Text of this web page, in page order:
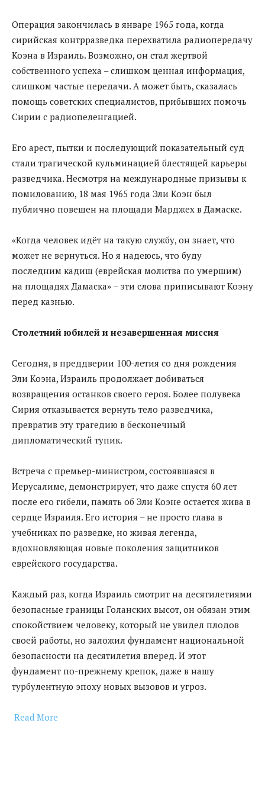
Операция закончилась в январе 1965 года, когда
сирийская контрразведка перехватила радиопередачу
Коэна в Израиль. Возможно, он стал жертвой
собственного успеха – слишком ценная информация,
слишком частые передачи. А может быть, сказалась
помощь советских специалистов, прибывших помочь
Сирии с радиопеленгацией.
Его арест, пытки и последующий показательный суд
стали трагической кульминацией блестящей карьеры
разведчика. Несмотря на международные призывы к
помилованию, 18 мая 1965 года Эли Коэн был
публично повешен на площади Марджех в Дамаске.
«Когда человек идёт на такую службу, он знает, что
может не вернуться. Но я надеюсь, что буду
последним кадиш (еврейская молитва по умершим)
на площадях Дамаска» – эти слова приписывают Коэну
перед казнью.
Столетний юбилей и незавершенная миссия
Сегодня, в преддверии 100-летия со дня рождения
Эли Коэна, Израиль продолжает добиваться
возвращения останков своего героя. Более полувека
Сирия отказывается вернуть тело разведчика,
превратив эту трагедию в бесконечный
дипломатический тупик.
Встреча с премьер-министром, состоявшаяся в
Иерусалиме, демонстрирует, что даже спустя 60 лет
после его гибели, память об Эли Коэне остается жива в
сердце Израиля. Его история – не просто глава в
учебниках по разведке, но живая легенда,
вдохновляющая новые поколения защитников
еврейского государства.
Каждый раз, когда Израиль смотрит на десятилетиями
безопасные границы Голанских высот, он обязан этим
спокойствием человеку, который не увидел плодов
своей работы, но заложил фундамент национальной
безопасности на десятилетия вперед. И этот
фундамент по-прежнему крепок, даже в нашу
турбулентную эпоху новых вызовов и угроз.
Read More